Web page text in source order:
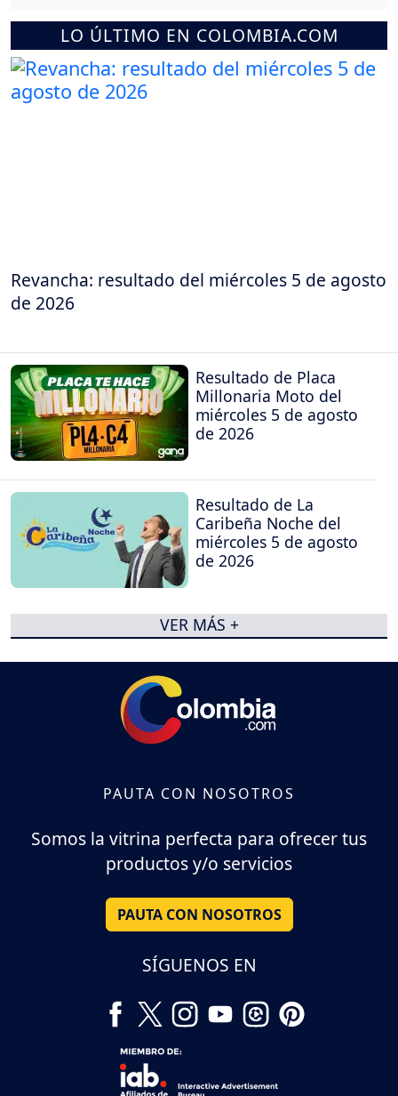
LO ÚLTIMO EN COLOMBIA.COM
Revancha: resultado del miércoles 5 de agosto
de 2026
Resultado de Placa
Millonaria Moto del
miércoles 5 de agosto
de 2026
Resultado de La
Caribeña Noche del
miércoles 5 de agosto
de 2026
VER MÁS +
PAUTA CON NOSOTROS
Somos la vitrina perfecta para ofrecer tus
productos y/o servicios
PAUTA CON NOSOTROS
SÍGUENOS EN